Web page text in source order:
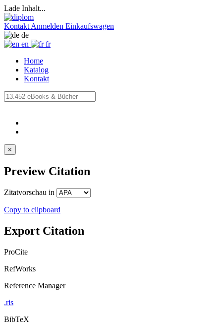
Lade Inhalt...
Kontakt Anmelden Einkaufswagen
de
en
fr
Home
Katalog
Kontakt
×
Preview Citation
Zitatvorschau in
Copy to clipboard
Export Citation
ProCite
RefWorks
Reference Manager
.ris
BibTeX